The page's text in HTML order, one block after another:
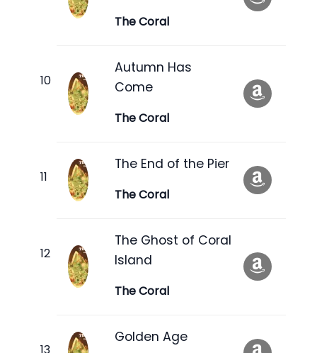
The Coral
Autumn Has
Come
The Coral
The End of the Pier
The Coral
The Ghost of Coral
Island
The Coral
Golden Age